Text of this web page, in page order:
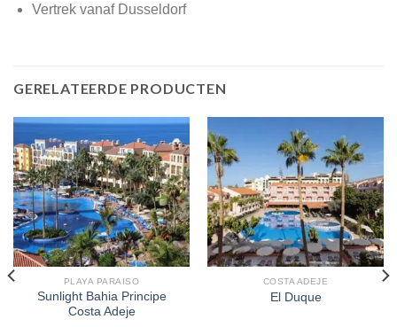
Vertrek vanaf Dusseldorf
GERELATEERDE PRODUCTEN
PLAYA PARAISO
Sunlight Bahia Principe
Costa Adeje
COSTA ADEJE
El Duque